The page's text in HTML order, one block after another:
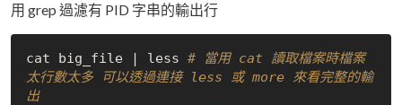
用 grep 過濾有 PID 字串的輸出行
cat big_file | less # 當用 cat 讀取檔案時檔案
太行數太多 可以透過連接 less 或 more 來看完整的輸
出